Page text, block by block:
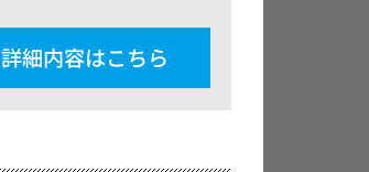
詳細内容はこちら